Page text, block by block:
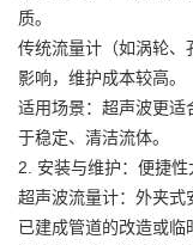
质。
传统流量计（如涡轮、
影响，维护成本较高。
适用场景：超声波更适
于稳定、清洁流体。
2. 安装与维护：便捷性
超声波流量计：外夹式
已建成管道的改造或临